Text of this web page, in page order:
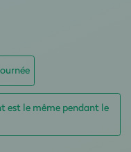
est le même pendant le